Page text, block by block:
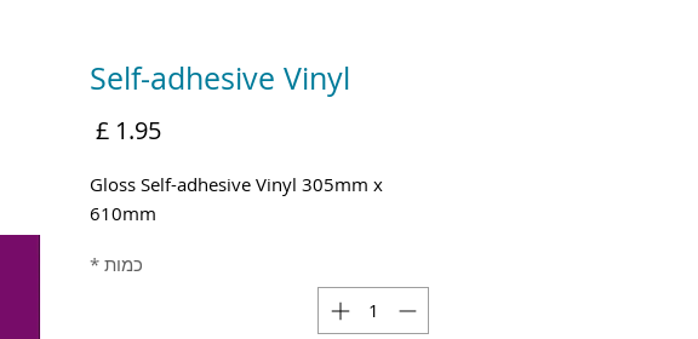
Self-adhesive Vinyl
מחיר
Gloss Self-adhesive Vinyl 305mm x
610mm
כמות *